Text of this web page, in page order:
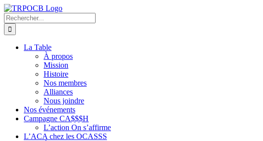
Passer
au
contenu
Rechercher:
La Table
À propos
Mission
Histoire
Nos membres
Alliances
Nous joindre
Nos événements
Campagne CA$$$H
L’action On s’affirme
L’ACA chez les OCASSS